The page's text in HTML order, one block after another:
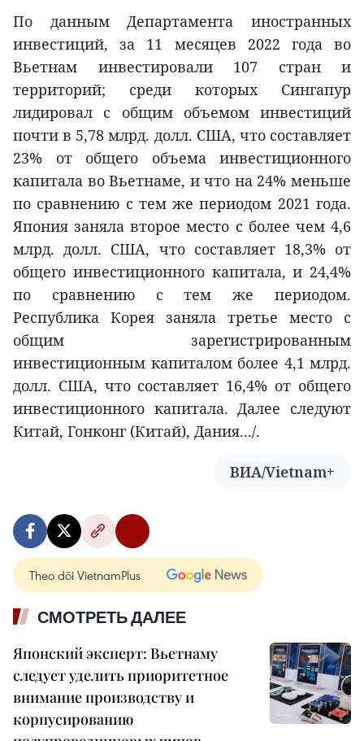
По данным Департамента иностранных
инвестиций, за 11 месяцев 2022 года во
Вьетнам инвестировали 107 стран и
территорий; среди которых Сингапур
лидировал с общим объемом инвестиций
почти в 5,78 млрд. долл. США, что составляет
23% от общего объема инвестиционного
капитала во Вьетнаме, и что на 24% меньше
по сравнению с тем же периодом 2021 года.
Япония заняла второе место с более чем 4,6
млрд. долл. США, что составляет 18,3% от
общего инвестиционного капитала, и 24,4%
по сравнению с тем же периодом.
Республика Корея заняла третье место с
общим зарегистрированным
инвестиционным капиталом более 4,1 млрд.
долл. США, что составляет 16,4% от общего
инвестиционного капитала. Далее следуют
Китай, Гонконг (Китай), Дания.../.
ВИА/Vietnam+
Theo dõi VietnamPlus
СМОТРЕТЬ ДАЛЕЕ
Японский эксперт: Вьетнаму
следует уделить приоритетное
внимание производству и
корпусированию